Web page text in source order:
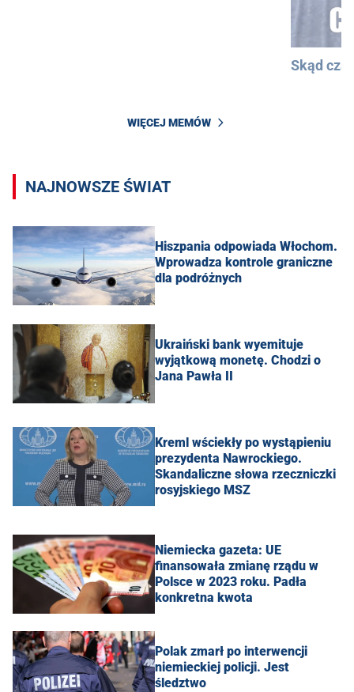
Skąd
WIĘCEJ MEMÓW
NAJNOWSZE ŚWIAT
Hiszpania odpowiada Włochom.
Wprowadza kontrole graniczne
dla podróżnych
Ukraiński bank wyemituje
wyjątkową monetę. Chodzi o
Jana Pawła II
Kreml wściekły po wystąpieniu
prezydenta Nawrockiego.
Skandaliczne słowa rzeczniczki
rosyjskiego MSZ
Niemiecka gazeta: UE
finansowała zmianę rządu w
Polsce w 2023 roku. Padła
konkretna kwota
Polak zmarł po interwencji
niemieckiej policji. Jest
śledztwo